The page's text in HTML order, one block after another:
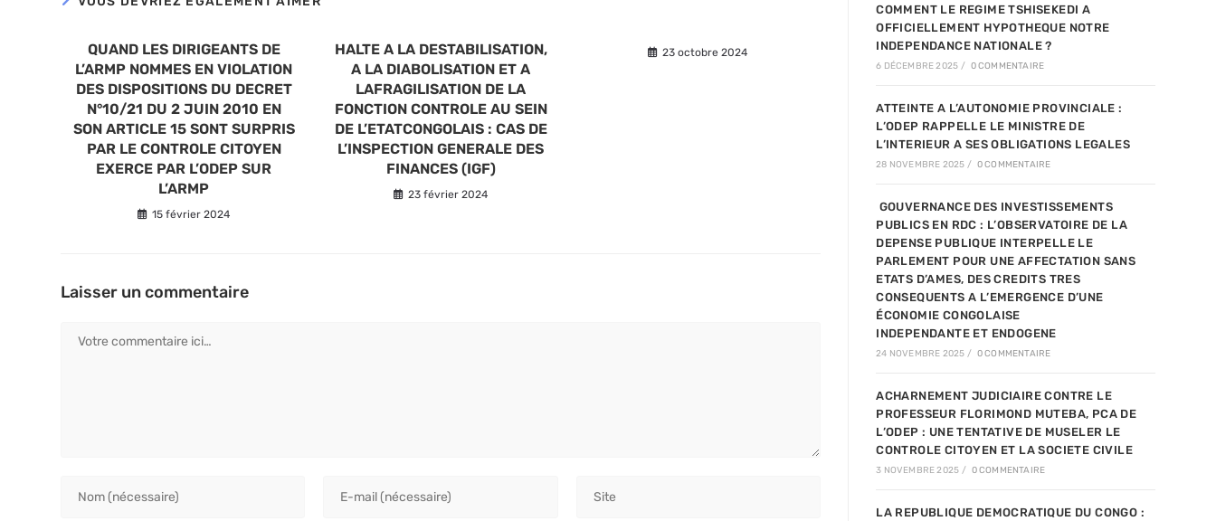
QUAND LES DIRIGEANTS DE
L’ARMP NOMMES EN VIOLATION
DES DISPOSITIONS DU DECRET
N°10/21 DU 2 JUIN 2010 EN
SON ARTICLE 15 SONT SURPRIS
PAR LE CONTROLE CITOYEN
EXERCE PAR L’ODEP SUR
L’ARMP
15 février 2024
HALTE A LA DESTABILISATION,
A LA DIABOLISATION ET A
LAFRAGILISATION DE LA
FONCTION CONTROLE AU SEIN
DE L’ETATCONGOLAIS : CAS DE
L’INSPECTION GENERALE DES
FINANCES (IGF)
23 février 2024
23 octobre 2024
Laisser un commentaire
COMMENT LE REGIME TSHISEKEDI A
OFFICIELLEMENT HYPOTHEQUE NOTRE
INDEPENDANCE NATIONALE ?
6 DÉCEMBRE 2025 / 0 COMMENTAIRE
ATTEINTE A L’AUTONOMIE PROVINCIALE :
L’ODEP RAPPELLE LE MINISTRE DE
L’INTERIEUR A SES OBLIGATIONS LEGALES
28 NOVEMBRE 2025 / 0 COMMENTAIRE
GOUVERNANCE DES INVESTISSEMENTS
PUBLICS EN RDC : L’OBSERVATOIRE DE LA
DEPENSE PUBLIQUE INTERPELLE LE
PARLEMENT POUR UNE AFFECTATION SANS
ETATS D’AMES, DES CREDITS TRES
CONSEQUENTS A L’EMERGENCE D’UNE
ÉCONOMIE CONGOLAISE
INDEPENDANTE ET ENDOGENE
24 NOVEMBRE 2025 / 0 COMMENTAIRE
ACHARNEMENT JUDICIAIRE CONTRE LE
PROFESSEUR FLORIMOND MUTEBA, PCA DE
L’ODEP : UNE TENTATIVE DE MUSELER LE
CONTROLE CITOYEN ET LA SOCIETE CIVILE
3 NOVEMBRE 2025 / 0 COMMENTAIRE
LA REPUBLIQUE DEMOCRATIQUE DU CONGO :